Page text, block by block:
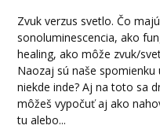
Zvuk verzus svetlo. Čo
sonoluminescencia, ako
healing, ako môže zvuk/
Naozaj sú naše
niekde inde? Aj na toto sa
môžeš vypočuť aj ako
tu alebo...